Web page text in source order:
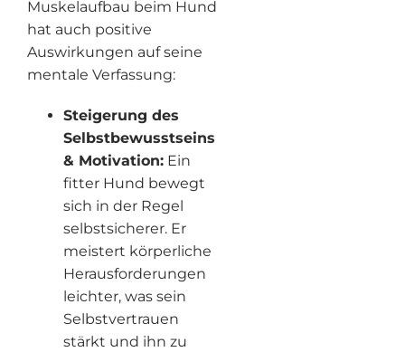
Muskelaufbau beim Hund
hat auch positive
Auswirkungen auf seine
mentale Verfassung:
Steigerung des
Selbstbewusstseins
& Motivation: Ein
fitter Hund bewegt
sich in der Regel
selbstsicherer. Er
meistert körperliche
Herausforderungen
leichter, was sein
Selbstvertrauen
stärkt und ihn zu